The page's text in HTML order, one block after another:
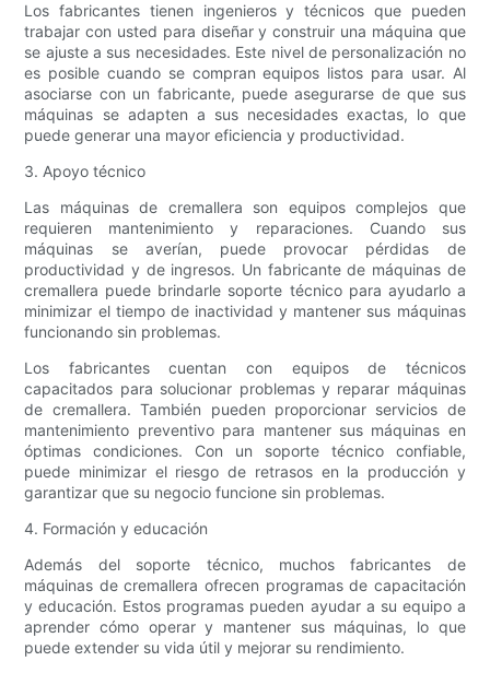
Los fabricantes tienen ingenieros y técnicos que pueden
trabajar con usted para diseñar y construir una máquina que
se ajuste a sus necesidades. Este nivel de personalización no
es posible cuando se compran equipos listos para usar. Al
asociarse con un fabricante, puede asegurarse de que sus
máquinas se adapten a sus necesidades exactas, lo que
puede generar una mayor eficiencia y productividad.
3. Apoyo técnico
Las máquinas de cremallera son equipos complejos que
requieren mantenimiento y reparaciones. Cuando sus
máquinas se averían, puede provocar pérdidas de
productividad y de ingresos. Un fabricante de máquinas de
cremallera puede brindarle soporte técnico para ayudarlo a
minimizar el tiempo de inactividad y mantener sus máquinas
funcionando sin problemas.
Los fabricantes cuentan con equipos de técnicos
capacitados para solucionar problemas y reparar máquinas
de cremallera. También pueden proporcionar servicios de
mantenimiento preventivo para mantener sus máquinas en
óptimas condiciones. Con un soporte técnico confiable,
puede minimizar el riesgo de retrasos en la producción y
garantizar que su negocio funcione sin problemas.
4. Formación y educación
Además del soporte técnico, muchos fabricantes de
máquinas de cremallera ofrecen programas de capacitación
y educación. Estos programas pueden ayudar a su equipo a
aprender cómo operar y mantener sus máquinas, lo que
puede extender su vida útil y mejorar su rendimiento.